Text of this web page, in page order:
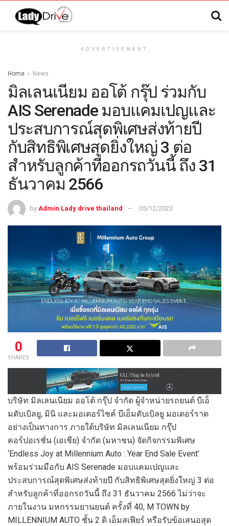
ADVERTISEMENT
Home News
มิลเลนเนียม ออโต้ กรุ๊ป ร่วมกับ
AIS Serenade มอบแคมเปญและ
ประสบการณ์สุดพิเศษส่งท้ายปี
กับสิทธิพิเศษสุดยิ่งใหญ่ 3 ต่อ
สำหรับลูกค้าที่ออกรถวันนี้ ถึง 31
ธันวาคม 2566
by Admin Lady drive thailand 05/12/2023
0
SHARES
บริษัท มิลเลนเนียม ออโต้ กรุ๊ป จำกัด ผู้จำหน่ายรถยนต์ บีเอ็
มดับเบิลยู, มินิ และมอเตอร์ไซค์ บีเอ็มดับเบิลยู มอเตอร์ราด
อย่างเป็นทางการ ภายใต้บริษัท มิลเลนเนียม กรุ๊ป
คอร์ปอเรชั่น (เอเชีย) จำกัด (มหาชน) จัดกิจกรรมพิเศษ
‘Endless Joy at Millennium Auto : Year End Sale Event’
พร้อมร่วมมือกับ AIS Serenade มอบแคมเปญและ
ประสบการณ์สุดพิเศษส่งท้ายปี กับสิทธิพิเศษสุดยิ่งใหญ่ 3 ต่อ
สำหรับลูกค้าที่ออกรถวันนี้ ถึง 31 ธันวาคม 2566 ไม่ว่าจะ
ภายในงาน มหกรรมยานยนต์ ครั้งที่ 40, M TOWN by
MILLENNIUM AUTO ชั้น 2 ดิ เอ็มสเฟียร์ หรือรับข้อเสนอสุด